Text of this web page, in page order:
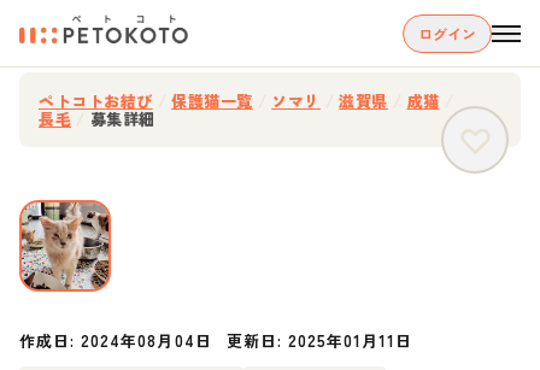
ログイン
ペトコトお結び 保護猫一覧 ソマリ 滋賀県 成猫
長毛 募集詳細
作成日:2024年08月04日 更新日: 2025年01月11日